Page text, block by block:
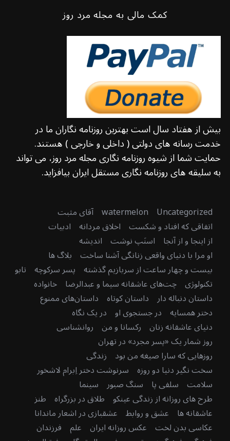
کمک مالی به مجله مرد روز
بیش از هفتاد سال است بهترین روزنامه نگاران ما در
خدمت رسانه های دولتی ( داخلی و خارجی ) هستند.
حمایت شما از شیوه روزنامه نگاری مجله مرد روز، می تواند
به سلیقه های روزنامه نگاری مستقل ایران بیافزاید.
Uncategorized
watermelon آقای مثبت
اتفاقی که افتاد و شکست اخلاق مردانه ادبیات
از اینجا و از آنجا اسنَپ نوشت اندیشه
او مرا با دنیای واقعی زنانگی آشنا ساخت بلاگ ها
بیست و چهار ساعت از سربازیم گذشته پسر سرکوچه تابو
تکنولوژی چت‌های عاشقانه سیما و عبدالرضا خانواده
داستان دنباله دار داستان کوتاه داستان‌های ممنوع
دختر همسایه در جستجوی او در یک نگاه
دنیای عاشقانه زنان رکسانا و من روانشناسی
روز شمار یک «پسر مجرد» در تهران
روزهایی که سارا صیغه من بود زندگی
سخت نگیر دنیا دو روزه سرنوشت دختر اِبرام لاشخور
سلامت سلفی پا سنگ صبور سینما
طرح های روزانه از زندگی عینکو طلاق در بزرگراه طنز
عاشقانه ها عشق و روابط عشقبازی در اشعار ماندانا
عکاسی بدن لخت عکس روزانه ایران علم فرزندان